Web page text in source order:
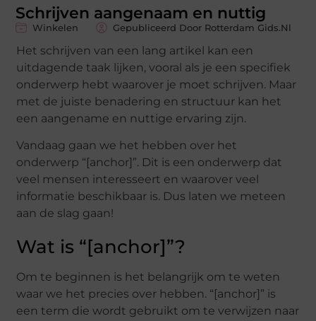
Schrijven aangenaam en nuttig
Winkelen Gepubliceerd Door Rotterdam Gids.nl
Het schrijven van een lang artikel kan een
uitdagende taak lijken, vooral als je een specifiek
onderwerp hebt waarover je moet schrijven. Maar
met de juiste benadering en structuur kan het
een aangename en nuttige ervaring zijn.
Vandaag gaan we het hebben over het
onderwerp “[anchor]”. Dit is een onderwerp dat
veel mensen interesseert en waarover veel
informatie beschikbaar is. Dus laten we meteen
aan de slag gaan!
Wat is “[anchor]”?
Om te beginnen is het belangrijk om te weten
waar we het precies over hebben. “[anchor]” is
een term die wordt gebruikt om te verwijzen naar